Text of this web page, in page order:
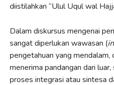
diistilahkan “Ulul Uqul wal
Dalam diskursus mengenai
sangat diperlukan wawasan (
pengetahuan yang mendalam,
menerima pandangan dari
proses integrasi atau sintesa